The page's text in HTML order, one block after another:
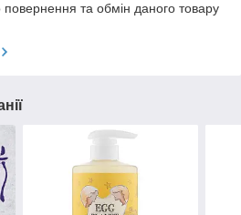
та обмін даного товару